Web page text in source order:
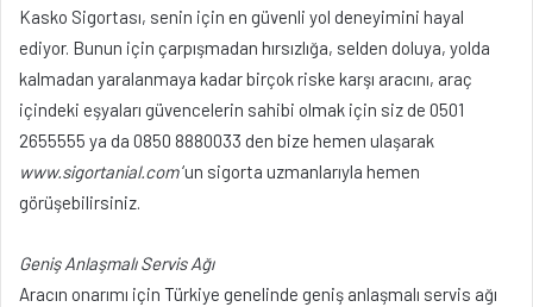
Kasko Sigortası, senin için en güvenli yol deneyimini hayal
ediyor. Bunun için çarpışmadan hırsızlığa, selden doluya, yolda
kalmadan yaralanmaya kadar birçok riske karşı aracını, araç
içindeki eşyaları güvencelerin sahibi olmak için siz de 0501
2655555 ya da 0850 8880033 den bize hemen ulaşarak
www.sigortanial.com‘un sigorta uzmanlarıyla hemen
görüşebilirsiniz.
Geniş Anlaşmalı Servis Ağı
Aracın onarımı için Türkiye genelinde geniş anlaşmalı servis ağı